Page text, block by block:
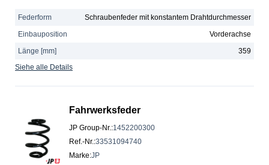
Federform
Schraubenfeder mit konstantem Drahtdurchmesser
Einbauposition
Vorderachse
Länge [mm]
359
Siehe alle Details
Fahrwerksfeder
JP Group-Nr.:1452200300
Ref.-Nr.:33531094740
Marke:JP